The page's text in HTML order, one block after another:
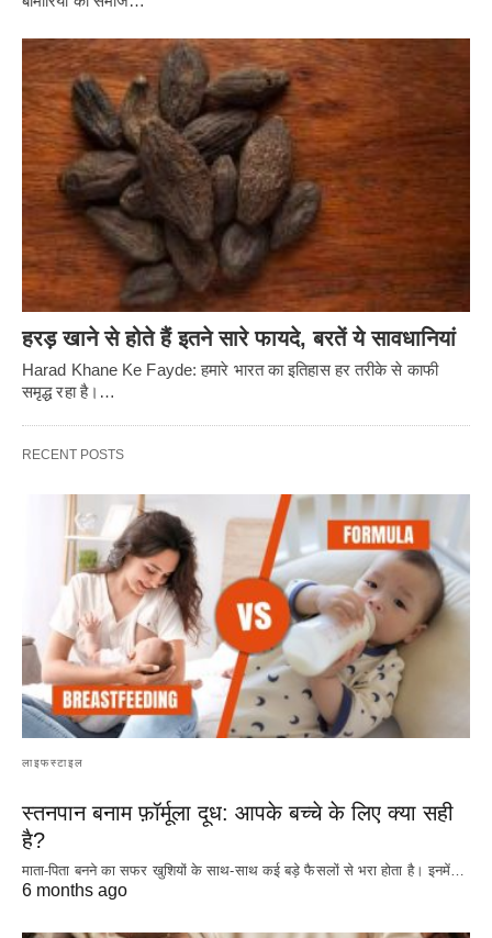
हरड़ खाने से होते हैं इतने सारे फायदे, बरतें ये सावधानियां
Harad Khane Ke Fayde: हमारे भारत का इतिहास हर तरीके से काफी
समृद्ध रहा है।…
RECENT POSTS
लाइफस्टाइल
स्तनपान बनाम फ़ॉर्मूला दूध: आपके बच्चे के लिए क्या सही
है?
माता-पिता बनने का सफर खुशियों के साथ-साथ कई बड़े फैसलों से भरा होता है। इनमें…
6 months ago